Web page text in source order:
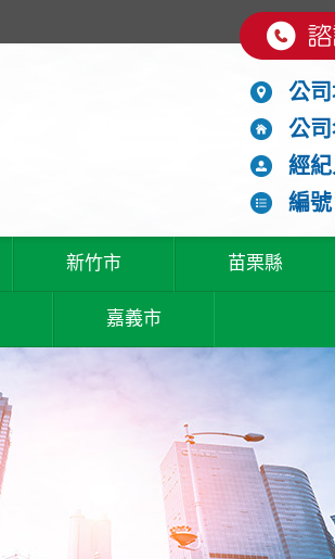
公
公
經
編號
新竹市 苗栗縣
嘉義市